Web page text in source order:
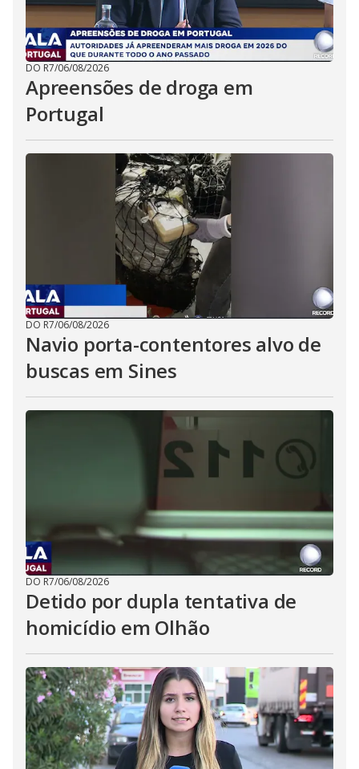
DO R7/06/08/2026
Apreensões de droga em
Portugal
DO R7/06/08/2026
Navio porta-contentores alvo de
buscas em Sines
DO R7/06/08/2026
Detido por dupla tentativa de
homicídio em Olhão